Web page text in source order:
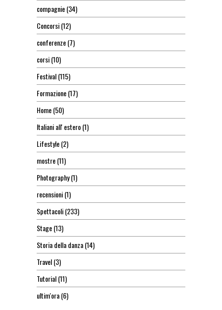
compagnie(34)
Concorsi(12)
conferenze(7)
corsi(10)
Festival(115)
Formazione(17)
Home(50)
Italiani all' estero(1)
Lifestyle(2)
mostre(11)
Photography(1)
recensioni(1)
Spettacoli(233)
Stage(13)
Storia della danza(14)
Travel(3)
Tutorial(11)
ultim'ora(6)